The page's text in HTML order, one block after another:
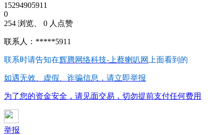
15294905911
0
254 浏览、 0 人点赞
联系人：*****5911
联系时请告知在辉腾网络科技-上蔡喇叭网 上面看到的
如遇无效、虚假、诈骗信息，请立即举报
为了您的资金安全，请见面交易，切勿提前支付任何费用
举报